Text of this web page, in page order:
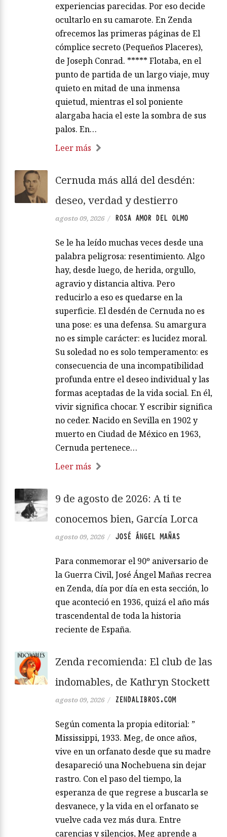
experiencias parecidas. Por eso decide
ocultarlo en su camarote. En Zenda
ofrecemos las primeras páginas de El
cómplice secreto (Pequeños Placeres),
de Joseph Conrad. ***** Flotaba, en el
punto de partida de un largo viaje, muy
quieto en mitad de una inmensa
quietud, mientras el sol poniente
alargaba hacia el este la sombra de sus
palos. En…
Leer más
Cernuda más allá del desdén:
deseo, verdad y destierro
agosto 09, 2026 / ROSA AMOR DEL OLMO
Se le ha leído muchas veces desde una
palabra peligrosa: resentimiento. Algo
hay, desde luego, de herida, orgullo,
agravio y distancia altiva. Pero
reducirlo a eso es quedarse en la
superficie. El desdén de Cernuda no es
una pose: es una defensa. Su amargura
no es simple carácter: es lucidez moral.
Su soledad no es solo temperamento: es
consecuencia de una incompatibilidad
profunda entre el deseo individual y las
formas aceptadas de la vida social. En él,
vivir significa chocar. Y escribir significa
no ceder. Nacido en Sevilla en 1902 y
muerto en Ciudad de México en 1963,
Cernuda pertenece…
Leer más
9 de agosto de 2026: A ti te
conocemos bien, García Lorca
agosto 09, 2026 / JOSÉ ÁNGEL MAÑAS
Para conmemorar el 90º aniversario de
la Guerra Civil, José Ángel Mañas recrea
en Zenda, día por día en esta sección, lo
que aconteció en 1936, quizá el año más
trascendental de toda la historia
reciente de España.
Zenda recomienda: El club de las
indomables, de Kathryn Stockett
agosto 09, 2026 / ZENDALIBROS.COM
Según comenta la propia editorial: ”
Mississippi, 1933. Meg, de once años,
vive en un orfanato desde que su madre
desapareció una Nochebuena sin dejar
rastro. Con el paso del tiempo, la
esperanza de que regrese a buscarla se
desvanece, y la vida en el orfanato se
vuelve cada vez más dura. Entre
carencias y silencios, Meg aprende a